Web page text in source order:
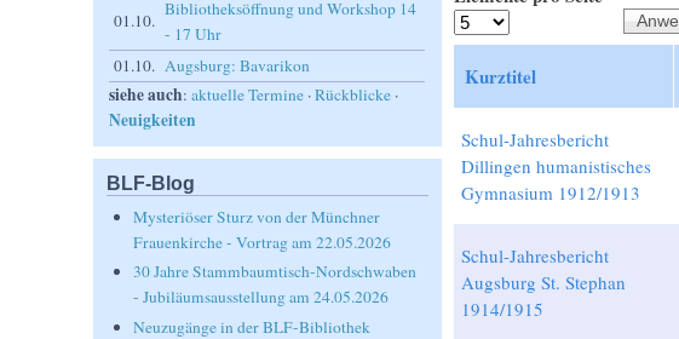
Kurztitel
Schul-Jahresbericht
Dillingen humanistisches
Gymnasium 1912/1913
Schul-Jahresbericht
Augsburg St. Stephan
1914/1915
01.10.
Bibliotheksöffnung und Workshop 14
- 17 Uhr
01.10. Augsburg: Bavarikon
siehe auch:aktuelle Termine ·Rückblicke ·
Neuigkeiten
BLF-Blog
Mysteriöser Sturz von der Münchner
Frauenkirche - Vortrag am 22.05.2026
30 Jahre Stammbaumtisch-Nordschwaben
- Jubiläumsausstellung am 24.05.2026
Neuzugänge in der BLF-Bibliothek